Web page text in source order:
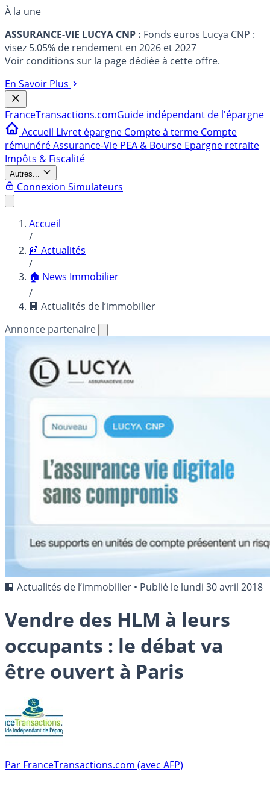
À la une
ASSURANCE-VIE LUCYA CNP : Fonds euros Lucya CNP :
visez 5.05% de rendement en 2026 et 2027
Voir conditions sur la page dédiée à cette offre.
En Savoir Plus
FranceTransactions.comGuide indépendant de l'épargne
Accueil Livret épargne Compte à terme Compte
rémunéréAssurance-Vie PEA & Bourse Epargne retraite
Impôts & Fiscalité
Autres...
Connexion Simulateurs
Accueil
/
📰 Actualités
/
🏠 News Immobilier
/
🏢 Actualités de l’immobilier
Annonce partenaire
🏢 Actualités de l’immobilier • Publié le lundi 30 avril 2018
Vendre des HLM à leurs
occupants : le débat va
être ouvert à Paris
Par FranceTransactions.com (avec AFP)